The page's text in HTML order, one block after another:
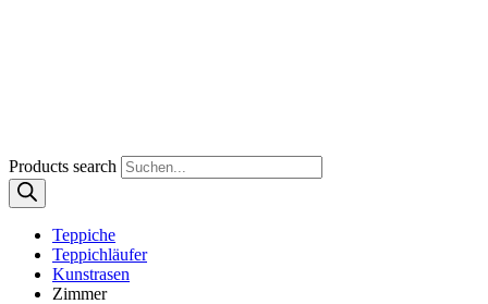
Products search
Teppiche
Teppichläufer
Kunstrasen
Zimmer